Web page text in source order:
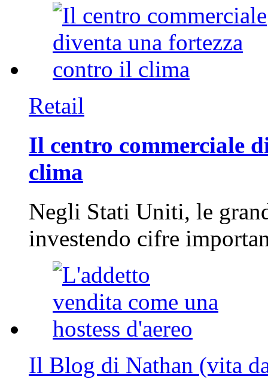
Retail
Il centro commerciale
clima
Negli Stati Uniti, le
investendo cifre
Il Blog di Nathan (vita